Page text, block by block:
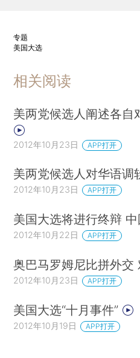
专题
美国大选
相关阅读
美两党候选人阐述各自
2012年10月23日 APP打开
美两党候选人对华语调
2012年10月23日 APP打开
美国大选将进行终辩
2012年10月22日 APP打开
奥巴马罗姆尼比拼外交
2012年10月23日 APP打开
美国大选“十月事件”
2012年10月19日 APP打开